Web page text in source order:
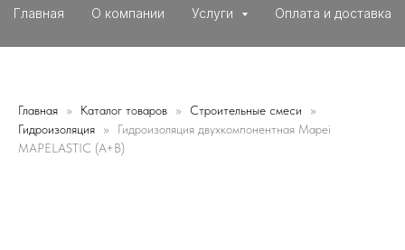
Главная О компании Услуги Оплата и доставка
Главная Каталог товаров
Строительные смеси
Гидроизоляция
Гидроизоляция двухкомпонентная Mapei
MAPELASTIC (A+B)